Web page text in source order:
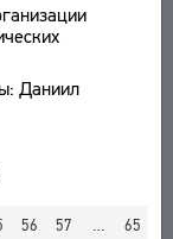
Даниил
56 57 … 65